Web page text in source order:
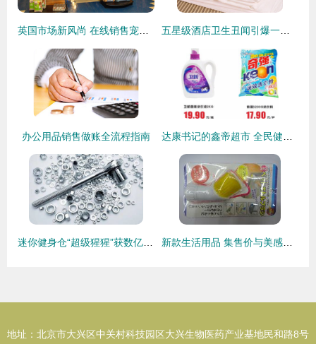
办公用品销售做账全流程指南
地址：北京市大兴区中关村科技园区大兴生物医药产业基地民和路8号